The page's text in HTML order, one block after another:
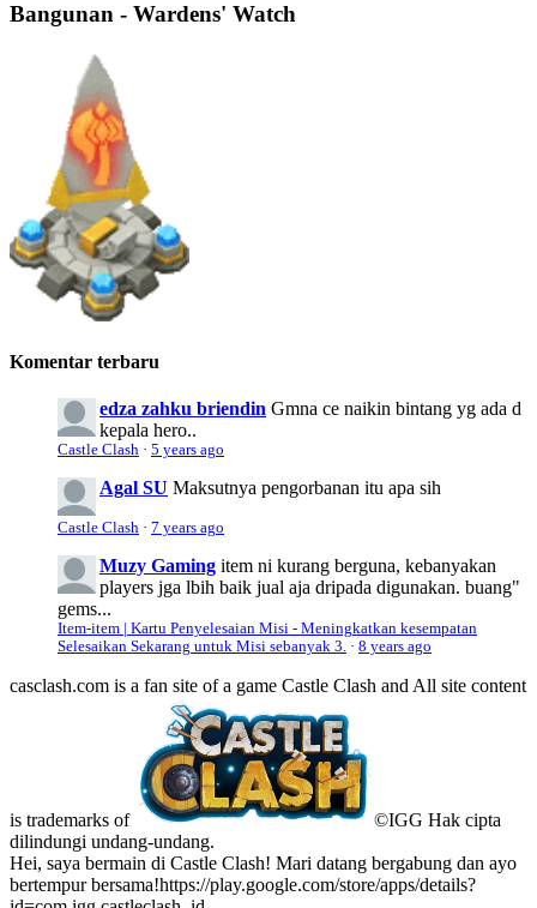
Bangunan - Wardens' Watch
Komentar terbaru
edza zahku briendin Gmna ce naikin bintang yg ada d
kepala hero..
Castle Clash · 5 years ago
Agal SU Maksutnya pengorbanan itu apa sih
Castle Clash · 7 years ago
Muzy Gaming item ni kurang berguna, kebanyakan
players jga lbih baik jual aja dripada digunakan. buang"
gems...
Item-item | Kartu Penyelesaian Misi - Meningkatkan kesempatan
Selesaikan Sekarang untuk Misi sebanyak 3. · 8 years ago
casclash.com is a fan site of a game Castle Clash and All site content
is trademarks of
©IGG Hak cipta
dilindungi undang-undang.
Hei, saya bermain di Castle Clash! Mari datang bergabung dan ayo
bertempur bersama!https://play.google.com/store/apps/details?